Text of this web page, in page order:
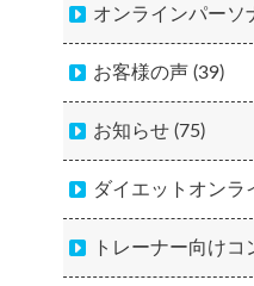
オンラインパーソ
お客様の声 (39)
お知らせ (75)
ダイエットオンラ
トレーナー向けコ